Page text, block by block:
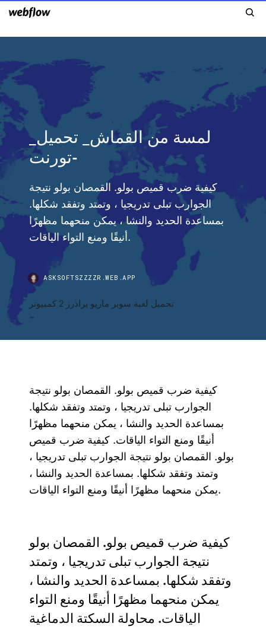
_لمسة من القماش_ تحميل
-تورنت
كيفية ضرب قميص بولو. القمصان بولو نتيجة
الجوارب تبلى تدريجيا ، وتمتد وتفقد شكلها.
بمساعدة الحديد والنشا ، يمكن منحهما مظهرًا
أنيقًا ومنع التواء الياقات.
ASKSOFTSZZZZR.WEB.APP
تحميل لعبة سوبر ماريو براذرز 2 كمبيوتر
كيفية ضرب قميص بولو. القمصان بولو نتيجة
الجوارب تبلى تدريجيا ، وتمتد وتفقد شكلها.
بمساعدة الحديد والنشا ، يمكن منحهما مظهرًا
أنيقًا ومنع التواء الياقات. كيفية ضرب قميص
بولو. القمصان بولو نتيجة الجوارب تبلى تدريجيا ،
وتمتد وتفقد شكلها. بمساعدة الحديد والنشا ،
يمكن منحهما مظهرًا أنيقًا ومنع التواء الياقات.
كيفية ضرب قميص بولو. القمصان بولو
نتيجة الجوارب تبلى تدريجيا ، وتمتد
وتفقد شكلها. بمساعدة الحديد والنشا ،
يمكن منحهما مظهرًا أنيقًا ومنع التواء
الياقات. محاولة السكتة الدماغية